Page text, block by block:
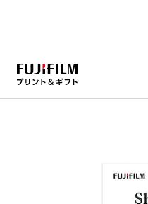
ェキSQサイズ